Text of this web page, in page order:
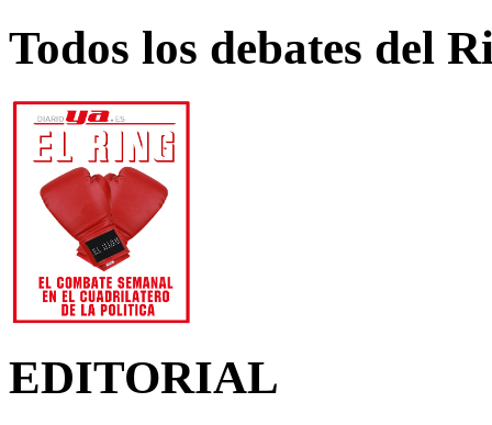
Todos los debates del
EDITORIAL